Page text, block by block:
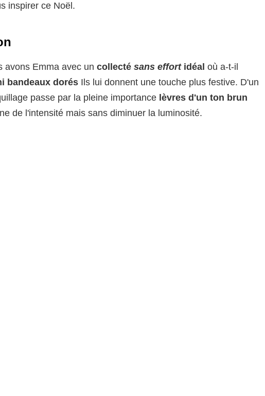
inspirer ce Noël.
avons Emma avec un collecté sans effort idéal où a-t-il
bandeaux dorés Ils lui donnent une touche plus festive. D'un
passe par la pleine importance lèvres d'un ton brun
de l'intensité mais sans diminuer la luminosité.